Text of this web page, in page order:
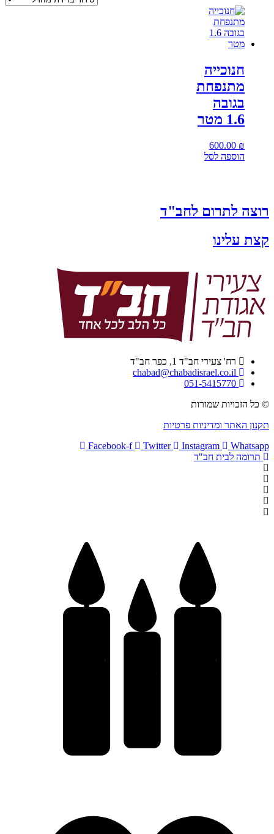
חנוכייה
מתנפחת
בגובה
1.6 מטר
600.00 ₪
הוספה לסל
רוצה לתרום לחב"ד
קצת עלינו
רח' צעירי חב"ד 1, כפר חב"ד
chabad@chabadisrael.co.il
051-5415770
© כל הזכויות שמורות
תקנון האתר ומדיניות פרטיות
Facebook-f
Twitter Instagram
Whatsapp
תרומה לבית חב"ד